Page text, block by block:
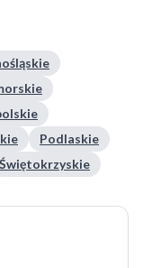
Podlaskie
Świętokrzyskie